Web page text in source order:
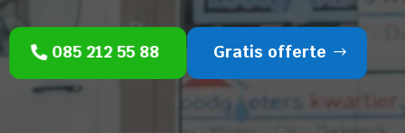
085 212 55 88 Gratis offerte